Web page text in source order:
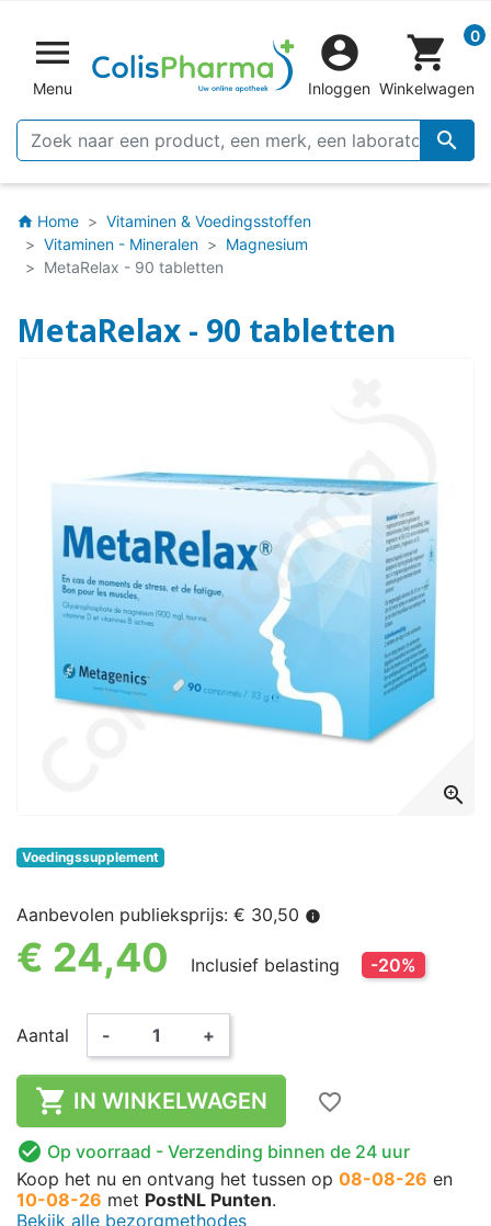

Menu


Inloggen
shopping_cart 0
Winkelwagen
home Home
Vitaminen & Voedingsstoffen
Vitaminen - Mineralen
Magnesium
MetaRelax - 90 tabletten
MetaRelax - 90 tabletten
zoom_in
Voedingssupplement
Aanbevolen publieksprijs: € 30,50 info
€ 24,40 Inclusief belasting -20%
Aantal - +
 IN WINKELWAGEN
favorite_border
 Op voorraad - Verzending binnen de 24 uur
Koop het nu en ontvang het tussen op 08-08-26 en
10-08-26 met PostNL Punten.
Bekijk alle bezorgmethodes